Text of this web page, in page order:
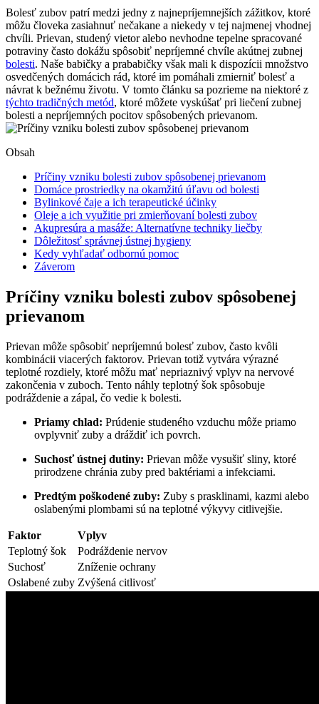
Bolesť zubov patrí medzi jedny z najnepríjemnejších zážitkov, ktoré
môžu človeka zasiahnuť nečakane a niekedy v tej najmenej vhodnej
chvíli. Prievan, studený vietor alebo​ nevhodne tepelne spracované
potraviny často dokážu ‌spôsobiť nepríjemné chvíle akútnej zubnej
bolesti. Naše babičky a prababičky však mali k⁤ dispozícii množstvo
osvedčených domácich rád, ktoré im pomáhali zmierniť bolesť a
návrat k bežnému životu. V tomto článku sa pozrieme na ‌niektoré z
týchto tradičných metód, ktoré môžete vyskúšať pri liečení zubnej
bolesti a nepríjemných pocitov spôsobených prievanom.
Obsah
Príčiny vzniku bolesti zubov spôsobenej prievanom
Domáce⁢ prostriedky na okamžitú úľavu od bolesti
Bylinkové čaje a ich terapeutické účinky
Oleje a ich‍ využitie pri zmierňovaní bolesti zubov
Akupresúra a ‍masáže: Alternatívne techniky liečby
Dôležitosť správnej ústnej hygieny
Kedy vyhľadať odbornú pomoc
Záverom
Príčiny vzniku bolesti zubov spôsobenej
prievanom
Prievan‍ môže spôsobiť nepríjemnú bolesť zubov, ​často kvôli
kombinácii viacerých faktorov. Prievan totiž vytvára výrazné
teplotné rozdiely, ktoré môžu mať nepriaznivý vplyv na nervové
zakončenia v⁢ zuboch. Tento náhly teplotný šok spôsobuje
podráždenie a zápal, čo vedie k bolesti.
Priamy chlad: Prúdenie studeného‌ vzduchu môže priamo
ovplyvniť zuby a dráždiť ich povrch.
Suchosť ústnej dutiny: Prievan môže vysušiť sliny, ktoré
prirodzene chránia zuby pred ⁤baktériami a infekciami.
Predtým poškodené zuby: Zuby s prasklinami, kazmi alebo
oslabenými plombami sú na teplotné výkyvy citlivejšie.
Faktor
Vplyv
Teplotný šok
Podráždenie nervov
Suchosť
Zníženie ochrany
Oslabené zuby Zvýšená⁢ citlivosť